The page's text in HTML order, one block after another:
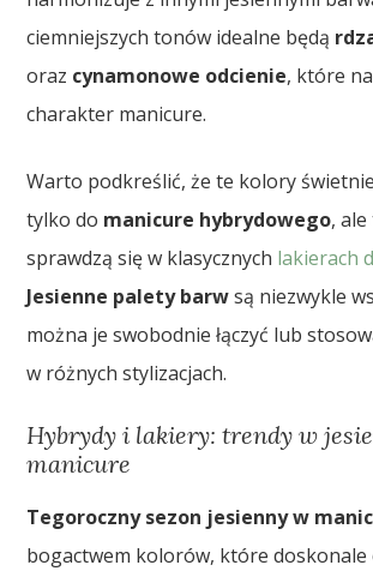
ciemniejszych tonów idealne będą
oraz cynamonowe odcienie, które
charakter manicure.
Warto podkreślić, że te kolory
tylko do manicure hybrydowego,
sprawdzą się w klasycznych lakierach
Jesienne palety barwsą niezwykle
można je swobodnie łączyć lub
w różnych stylizacjach.
Hybrydy i lakiery: trendy w
manicure
Tegoroczny sezon jesienny w
bogactwem kolorów, które doskonale